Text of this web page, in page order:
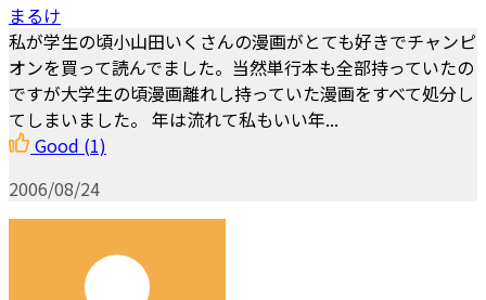
まるけ
私が学生の頃小山田いくさんの漫画がとても好きでチャンピ
オンを買って読んでました。当然単行本も全部持っていたの
ですが大学生の頃漫画離れし持っていた漫画をすべて処分し
てしまいました。 年は流れて私もいい年...
Good (1)
2006/08/24